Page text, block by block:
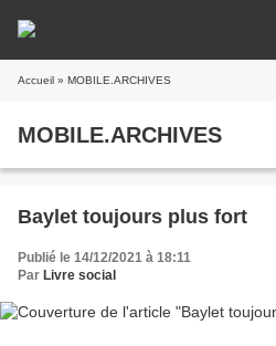
Accueil » MOBILE.ARCHIVES
MOBILE.ARCHIVES
Baylet toujours plus fort
Publié le 14/12/2021 à 18:11
Par Livre social